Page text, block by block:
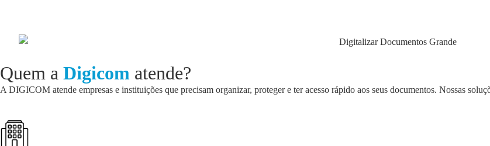
Quem a Digicom atende?
A DIGICOM atende empresas e instituições que precisam organizar, proteger e ter acesso rápido aos seus documentos. Nossas